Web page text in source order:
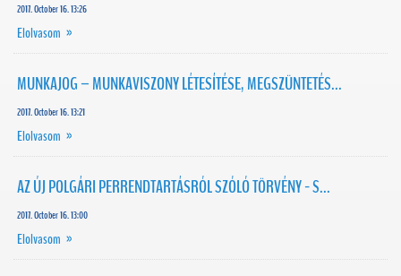
2017. October 16. 13:26
Elolvasom »
MUNKAJOG – MUNKAVISZONY LÉTESÍTÉSE, MEGSZÜNTETÉS...
2017. October 16. 13:21
Elolvasom »
AZ ÚJ POLGÁRI PERRENDTARTÁSRÓL SZÓLÓ TÖRVÉNY - S...
2017. October 16. 13:00
Elolvasom »